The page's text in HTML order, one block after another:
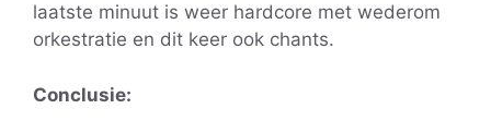
laatste minuut is weer hardcore met wederom
orkestratie en dit keer ook chants.
Conclusie: